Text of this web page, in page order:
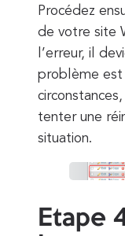
Procédez
de votre site
l’erreur, il
problème est
tenter une
situation.
Etape